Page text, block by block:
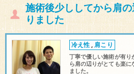
施術後少ししてから肩
りました
冷え性, 肩こり
丁寧で優しい施術が有
ら肩の辺りがとても楽
ました。